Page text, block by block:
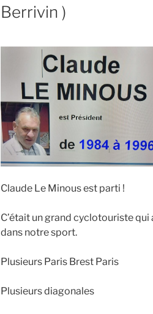
Berrivin )
Claude Le Minous est parti !
C’était un grand cyclotouriste
dans notre sport.
Plusieurs Paris Brest Paris
Plusieurs diagonales